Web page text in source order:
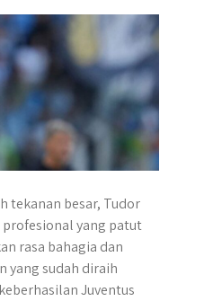
tekanan besar, Tudor
yang patut
rasa bahagia dan
yang sudah diraih
Juventus